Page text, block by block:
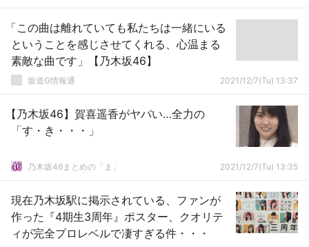
「この曲は離れていても私たちは一緒にいる
ということを感じさせてくれる、心温まる
素敵な曲です」【乃木坂46】
坂道G情報通 2021/12/7(Tu) 13:37
【乃木坂46】賀喜遥香がヤバい…全力の
「す・き・・・」
乃木坂46まとめの「ま」 2021/12/7(Tu) 13:35
現在乃木坂駅に掲示されている、ファンが
作った『4期生3周年』ポスター、クオリテ
ィが完全プロレベルで凄すぎる件・・・